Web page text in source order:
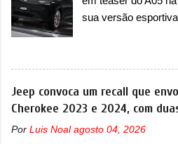
sua versão
apresentando uma
em termos de
a marca confirmou
modelo compacto à
primeiras imagens
Jeep convoca um recall que
Cherokee 2023 e 2024, com
Por Luis Noal agosto 04, 2026